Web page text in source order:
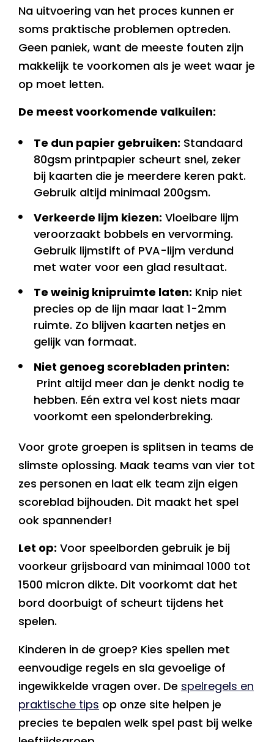
Na uitvoering van het proces kunnen er
soms praktische problemen optreden.
Geen paniek, want de meeste fouten zijn
makkelijk te voorkomen als je weet waar je
op moet letten.
De meest voorkomende valkuilen:
Te dun papier gebruiken: Standaard
80gsm printpapier scheurt snel, zeker
bij kaarten die je meerdere keren pakt.
Gebruik altijd minimaal 200gsm.
Verkeerde lijm kiezen: Vloeibare lijm
veroorzaakt bobbels en vervorming.
Gebruik lijmstift of PVA-lijm verdund
met water voor een glad resultaat.
Te weinig knipruimte laten: Knip niet
precies op de lijn maar laat 1-2mm
ruimte. Zo blijven kaarten netjes en
gelijk van formaat.
Niet genoeg scorebladen printen:
Print altijd meer dan je denkt nodig te
hebben. Eén extra vel kost niets maar
voorkomt een spelonderbreking.
Voor grote groepen is splitsen in teams de
slimste oplossing. Maak teams van vier tot
zes personen en laat elk team zijn eigen
scoreblad bijhouden. Dit maakt het spel
ook spannender!
Let op: Voor speelborden gebruik je bij
voorkeur grijsboard van minimaal 1000 tot
1500 micron dikte. Dit voorkomt dat het
bord doorbuigt of scheurt tijdens het
spelen.
Kinderen in de groep? Kies spellen met
eenvoudige regels en sla gevoelige of
ingewikkelde vragen over. De spelregels en
praktische tips op onze site helpen je
precies te bepalen welk spel past bij welke